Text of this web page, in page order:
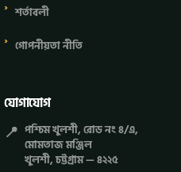
শর্তাবলী
গোপনীয়তা নীতি
যোগাযোগ
📍 পশ্চিম খুলশী, রোড নং ৪/এ,
মোমতাজ মঞ্জিল
খুলশী, চট্টগ্রাম — ৪২২৫